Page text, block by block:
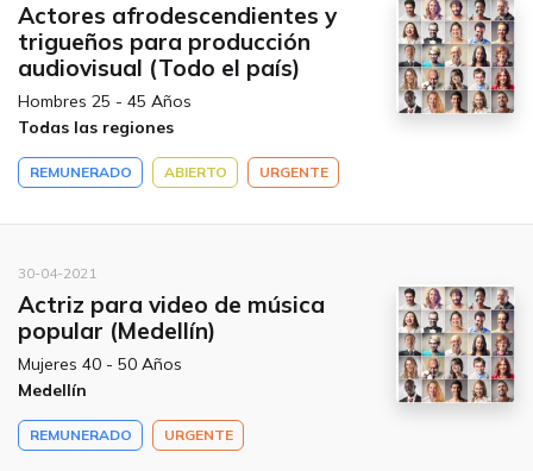
Actores afrodescendientes y
trigueños para producción
audiovisual (Todo el país)
Hombres 25 - 45 Años
Todas las regiones
REMUNERADO ABIERTO URGENTE
30-04-2021
Actriz para video de música
popular (Medellín)
Mujeres 40 - 50 Años
Medellín
REMUNERADO URGENTE